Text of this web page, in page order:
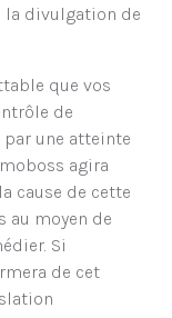
la divulgation de
que vos
de
une atteinte
agira
cause de cette
au moyen de
Si
de cet